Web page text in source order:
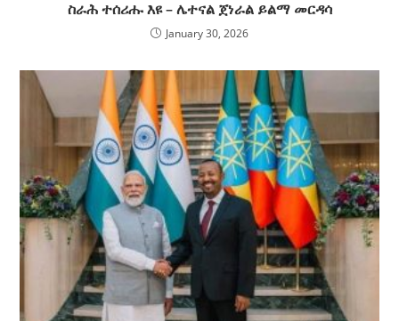
ስራሕ ተሰሪሑ እዩ – ሌተናል ጀነራል ይልማ መርዳሳ
January 30, 2026